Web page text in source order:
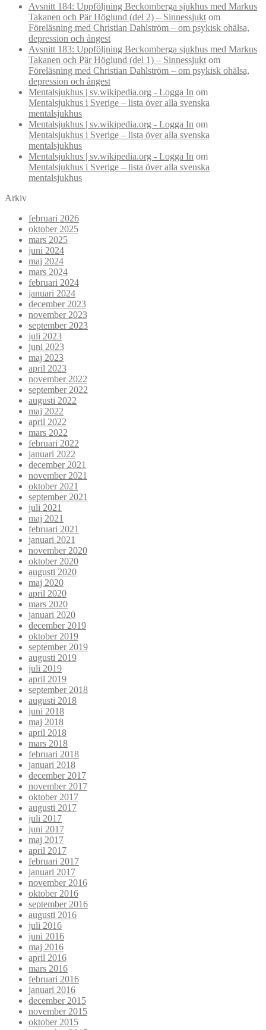
Avsnitt 184: Uppföljning Beckomberga sjukhus med Markus
Takanen och Pär Höglund (del 2) – Sinnessjukt om
Föreläsning med Christian Dahlström – om psykisk ohälsa,
depression och ångest
Avsnitt 183: Uppföljning Beckomberga sjukhus med Markus
Takanen och Pär Höglund (del 1) – Sinnessjukt om
Föreläsning med Christian Dahlström – om psykisk ohälsa,
depression och ångest
Mentalsjukhus | sv.wikipedia.org - Logga In om
Mentalsjukhus i Sverige – lista över alla svenska
mentalsjukhus
Mentalsjukhus | sv.wikipedia.org - Logga In om
Mentalsjukhus i Sverige – lista över alla svenska
mentalsjukhus
Mentalsjukhus | sv.wikipedia.org - Logga In om
Mentalsjukhus i Sverige – lista över alla svenska
mentalsjukhus
Arkiv
februari 2026
oktober 2025
mars 2025
juni 2024
maj 2024
mars 2024
februari 2024
januari 2024
december 2023
november 2023
september 2023
juli 2023
juni 2023
maj 2023
april 2023
november 2022
september 2022
augusti 2022
maj 2022
april 2022
mars 2022
februari 2022
januari 2022
december 2021
november 2021
oktober 2021
september 2021
juli 2021
maj 2021
februari 2021
januari 2021
november 2020
oktober 2020
augusti 2020
maj 2020
april 2020
mars 2020
januari 2020
december 2019
oktober 2019
september 2019
augusti 2019
juli 2019
april 2019
september 2018
augusti 2018
juni 2018
maj 2018
april 2018
mars 2018
februari 2018
januari 2018
december 2017
november 2017
oktober 2017
augusti 2017
juli 2017
juni 2017
maj 2017
april 2017
februari 2017
januari 2017
november 2016
oktober 2016
september 2016
augusti 2016
juli 2016
juni 2016
maj 2016
april 2016
mars 2016
februari 2016
januari 2016
december 2015
november 2015
oktober 2015